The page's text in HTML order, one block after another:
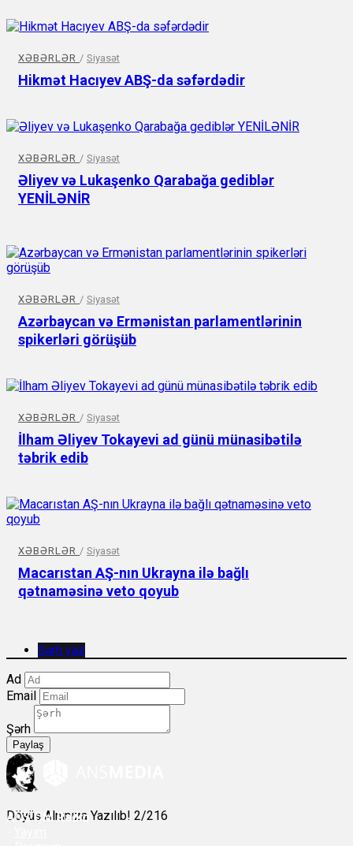
XƏBƏRLƏR / Siyasət
Hikmət Hacıyev ABŞ-da səfərdədir
XƏBƏRLƏR / Siyasət
Əliyev və Lukaşenko Qarabağa gediblər
YENİLƏNİR
XƏBƏRLƏR / Siyasət
Azərbaycan və Ermənistan parlamentlərinin
spikerləri görüşüb
XƏBƏRLƏR / Siyasət
İlham Əliyev Tokayevi ad günü münasibətilə
təbrik edib
XƏBƏRLƏR / Siyasət
Macarıstan AŞ-nın Ukrayna ilə bağlı
qətnaməsinə veto qoyub
Şərh yaz
Ad
Email
Şərh
Paylaş
Döyüş Alnınıza Yazılıb! 2/216
ANSÇM Radio